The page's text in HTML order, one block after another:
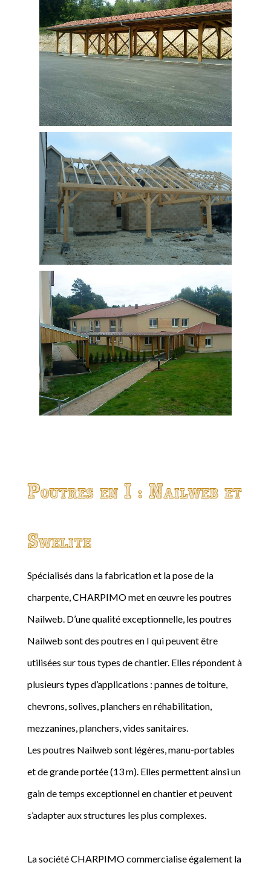
Poutres en I : Nailweb et
Swelite
Spécialisés dans la fabrication et la pose de la
charpente, CHARPIMO met en œuvre les poutres
Nailweb. D’une qualité exceptionnelle, les poutres
Nailweb sont des poutres en I qui peuvent être
utilisées sur tous types de chantier. Elles répondent à
plusieurs types d’applications : pannes de toiture,
chevrons, solives, planchers en réhabilitation,
mezzanines, planchers, vides sanitaires.
Les poutres Nailweb sont légères, manu-portables
et de grande portée (13 m). Elles permettent ainsi un
gain de temps exceptionnel en chantier et peuvent
s’adapter aux structures les plus complexes.
La société CHARPIMO commercialise également la